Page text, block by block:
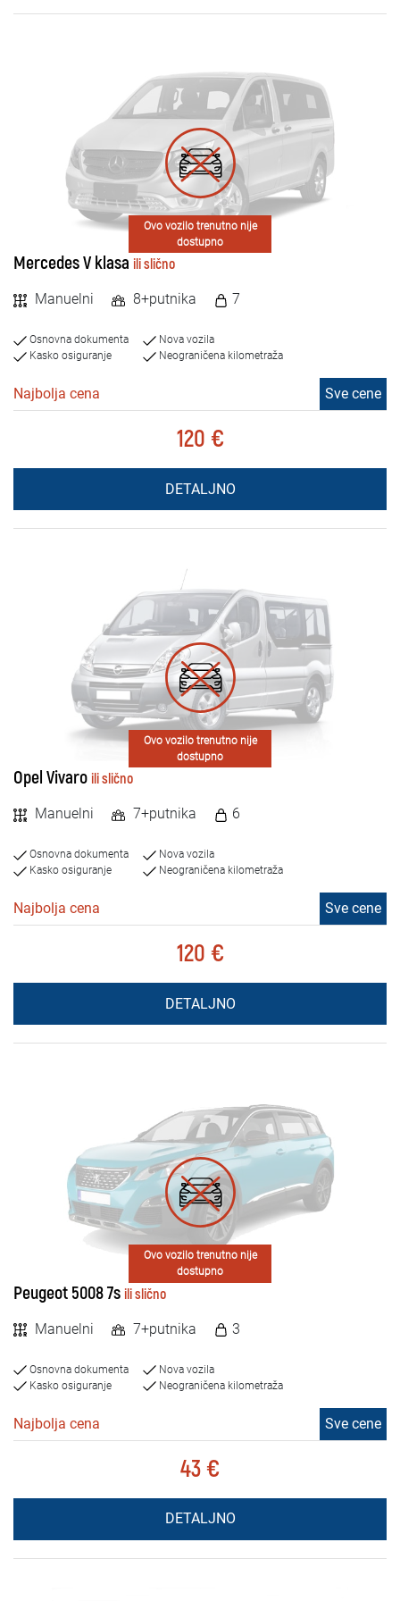
BROJ PUTNIKA
4+
5+
Ovo vozilo trenutno nije
dostupno
Mercedes V klasa ili slično
Manuelni 8+putnika 7
Osnovna dokumenta
Kasko osiguranje
Nova vozila
Neograničena kilometraža
Najbolja cena Sve cene
120 €
DETALJNO
Ovo vozilo trenutno nije
dostupno
Opel Vivaro ili slično
Manuelni 7+putnika 6
Osnovna dokumenta
Kasko osiguranje
Nova vozila
Neograničena kilometraža
Najbolja cena Sve cene
120 €
DETALJNO
Ovo vozilo trenutno nije
dostupno
Peugeot 5008 7s ili slično
Manuelni 7+putnika 3
Osnovna dokumenta
Kasko osiguranje
Nova vozila
Neograničena kilometraža
Najbolja cena Sve cene
43 €
DETALJNO